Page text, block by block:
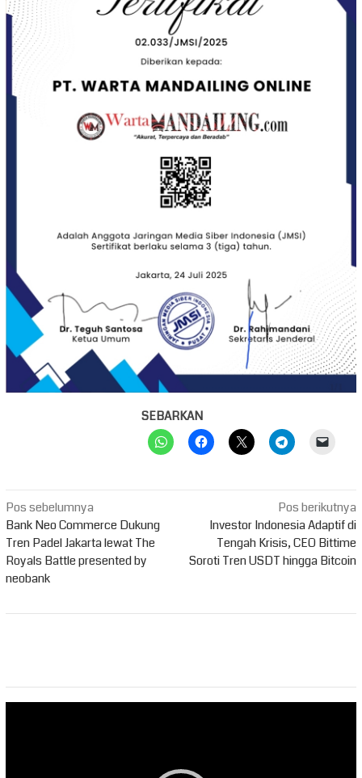
SEBARKAN
Navigasi
pos
Pos sebelumnya
Bank Neo Commerce Dukung
Tren Padel Jakarta lewat The
Royals Battle presented by
neobank
Pos berikutnya
Investor Indonesia Adaptif di
Tengah Krisis, CEO Bittime
Soroti Tren USDT hingga Bitcoin